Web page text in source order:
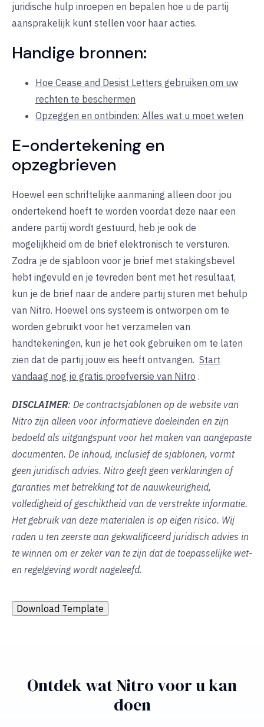
juridische hulp inroepen en bepalen hoe u de partij
aansprakelijk kunt stellen voor haar acties.
Handige bronnen:
Hoe Cease and Desist Letters gebruiken om uw
rechten te beschermen
Opzeggen en ontbinden: Alles wat u moet weten
E-ondertekening en
opzegbrieven
Hoewel een schriftelijke aanmaning alleen door jou
ondertekend hoeft te worden voordat deze naar een
andere partij wordt gestuurd, heb je ook de
mogelijkheid om de brief elektronisch te versturen.
Zodra je de sjabloon voor je brief met stakingsbevel
hebt ingevuld en je tevreden bent met het resultaat,
kun je de brief naar de andere partij sturen met behulp
van Nitro. Hoewel ons systeem is ontworpen om te
worden gebruikt voor het verzamelen van
handtekeningen, kun je het ook gebruiken om te laten
zien dat de partij jouw eis heeft ontvangen. Start
vandaag nog je gratis proefversie van Nitro .
DISCLAIMER: De contractsjablonen op de website van
Nitro zijn alleen voor informatieve doeleinden en zijn
bedoeld als uitgangspunt voor het maken van aangepaste
documenten. De inhoud, inclusief de sjablonen, vormt
geen juridisch advies. Nitro geeft geen verklaringen of
garanties met betrekking tot de nauwkeurigheid,
volledigheid of geschiktheid van de verstrekte informatie.
Het gebruik van deze materialen is op eigen risico. Wij
raden u ten zeerste aan gekwalificeerd juridisch advies in
te winnen om er zeker van te zijn dat de toepasselijke wet-
en regelgeving wordt nageleefd.
Download Template
Ontdek wat Nitro voor u kan
doen